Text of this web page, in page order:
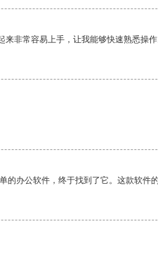
非常容易上手，让我能够快速熟悉操
的办公软件，终于找到了它。这款软件